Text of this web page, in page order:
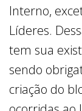
Interno,
Líderes.
tem sua
sendo
criação do